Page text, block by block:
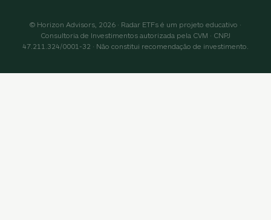
© Horizon Advisors, 2026 · Radar ETFs é um projeto educativo ·
Consultoria de Investimentos autorizada pela CVM · CNPJ
47.211.324/0001-32 · Não constitui recomendação de investimento.